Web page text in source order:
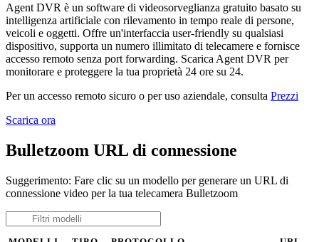
Agent DVR è un software di videosorveglianza gratuito basato su
intelligenza artificiale con rilevamento in tempo reale di persone,
veicoli e oggetti. Offre un'interfaccia user-friendly su qualsiasi
dispositivo, supporta un numero illimitato di telecamere e fornisce
accesso remoto senza port forwarding. Scarica Agent DVR per
monitorare e proteggere la tua proprietà 24 ore su 24.
Per un accesso remoto sicuro o per uso aziendale, consulta Prezzi
Scarica ora
Bulletzoom URL di connessione
Suggerimento: Fare clic su un modello per generare un URL di
connessione video per la tua telecamera Bulletzoom